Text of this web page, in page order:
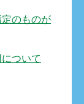
のものが
ついて